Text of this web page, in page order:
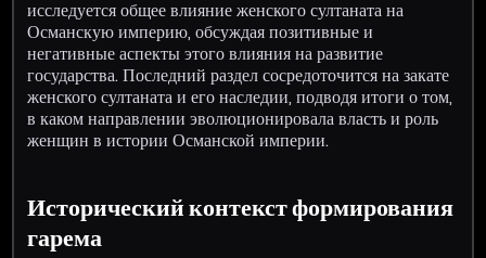
исследуется общее влияние женского султаната на
Османскую империю, обсуждая позитивные и
негативные аспекты этого влияния на развитие
государства. Последний раздел сосредоточится на закате
женского султаната и его наследии, подводя итоги о том,
в каком направлении эволюционировала власть и роль
женщин в истории Османской империи.
Исторический контекст формирования
гарема